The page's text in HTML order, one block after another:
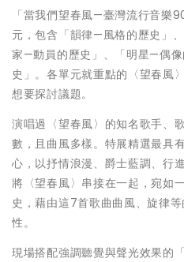
「當我們望春風—臺灣流行音樂
元，包含「韻律—風格的歷史」
家—動員的歷史」、「明星—偶
史」。各單元就重點的〈望春風
想要探討議題。
演唱過〈望春風〉的知名歌手、
數，且曲風多樣。特展精選最具
心，以抒情浪漫、爵士藍調、行
將〈望春風〉串接在一起，宛如
史，藉由這7首歌曲曲風、旋律
性。
現場搭配強調聽覺與聲光效果的